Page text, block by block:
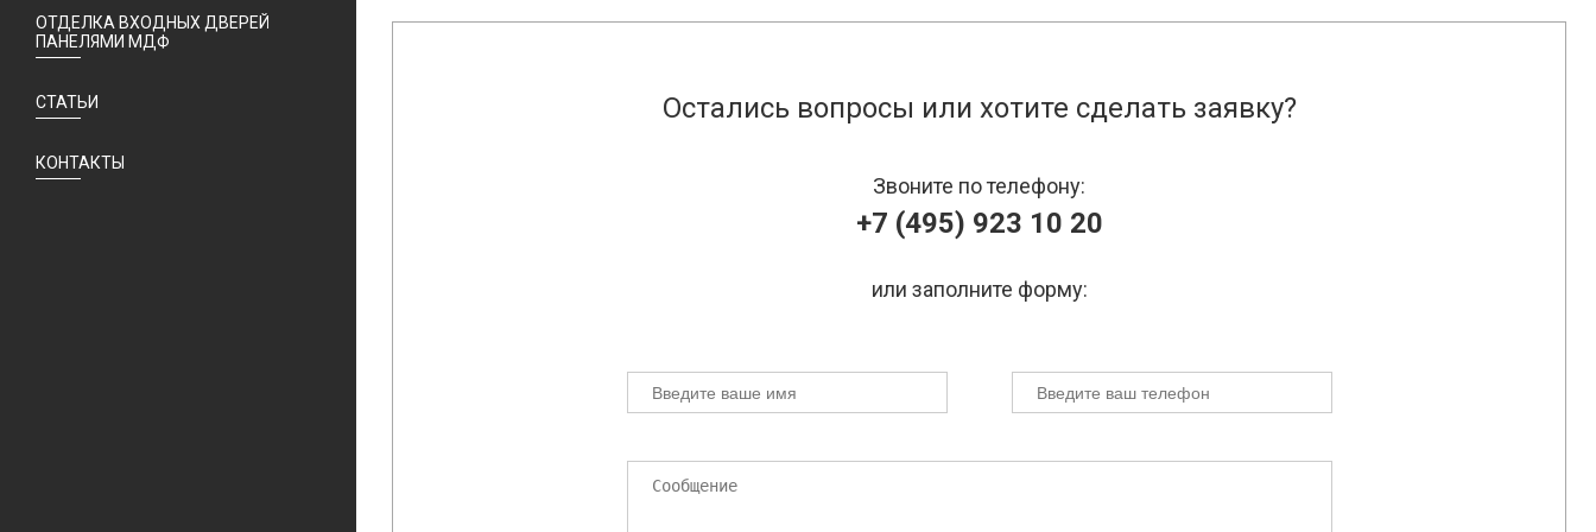
ОТДЕЛКА ВХОДНЫХ ДВЕРЕЙ
ПАНЕЛЯМИ МДФ
СТАТЬИ
КОНТАКТЫ
Остались вопросы или хотите сделать заявку?
Звоните по телефону:
+7 (495) 923 10 20
или заполните форму: